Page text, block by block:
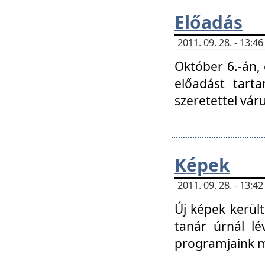
Előadás
2011. 09. 28. -
Október 6.-
előadást
szeretettel
Képek
2011. 09. 28. -
Új képek
tanár úrnál
programjaink